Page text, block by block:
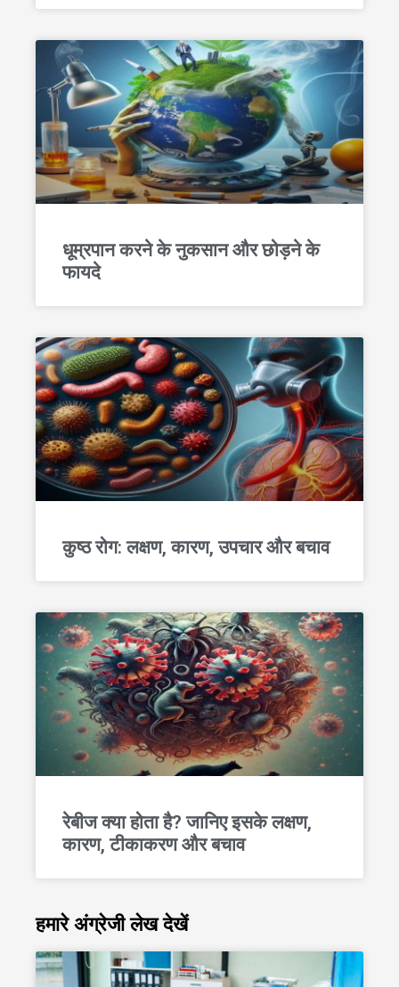
धूम्रपान करने के नुकसान और छोड़ने के
फायदे
कुष्ठ रोग: लक्षण, कारण, उपचार और बचाव
रेबीज क्या होता है? जानिए इसके लक्षण,
कारण, टीकाकरण और बचाव
हमारे अंग्रेजी लेख देखें